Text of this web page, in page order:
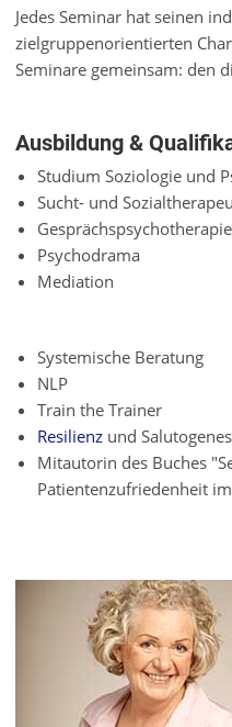
Jedes Seminar hat seinen
zielgruppenorientierten
Seminare gemeinsam: den
Ausbildung &
Studium Soziologie und
Sucht- und
Psychodrama
Mediation
Systemische Beratung
NLP
Train the Trainer
Resilienz und
Mitautorin des Buches
Patientenzufriedenheit